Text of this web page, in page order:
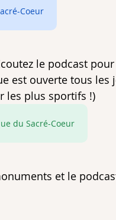
Coeur
le podcast
est ouverte tous les
les plus sportifs !)
du Sacré-Coeur
et le